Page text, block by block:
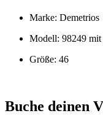
Marke: Demetrios
Modell: 98249 mit
Größe: 46
Buche deinen